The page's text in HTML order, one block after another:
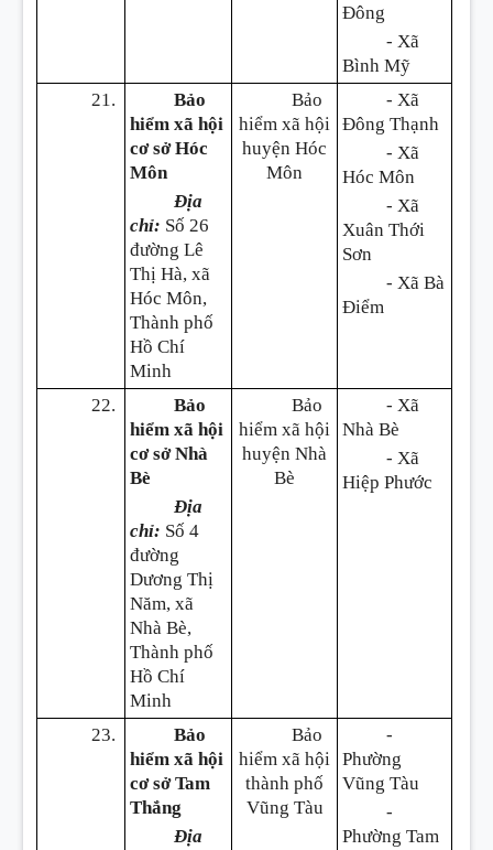
Đông
- Xã
Bình Mỹ
21.
Bảo
hiểm xã hội
cơ sở Hóc
Môn
Địa
chỉ: Số 26
đường Lê
Thị Hà, xã
Hóc Môn,
Thành phố
Hồ Chí
Minh
Bảo
hiểm xã hội
huyện Hóc
Môn
- Xã
Đông Thạnh
- Xã
Hóc Môn
- Xã
Xuân Thới
Sơn
- Xã Bà
Điểm
22.
Bảo
hiểm xã hội
cơ sở Nhà
Bè
Địa
chỉ: Số 4
đường
Dương Thị
Năm, xã
Nhà Bè,
Thành phố
Hồ Chí
Minh
Bảo
hiểm xã hội
huyện Nhà
Bè
- Xã
Nhà Bè
- Xã
Hiệp Phước
23.
Bảo
hiểm xã hội
cơ sở Tam
Thắng
Địa
Bảo
hiểm xã hội
thành phố
Vũng Tàu
-
Phường
Vũng Tàu
-
Phường Tam